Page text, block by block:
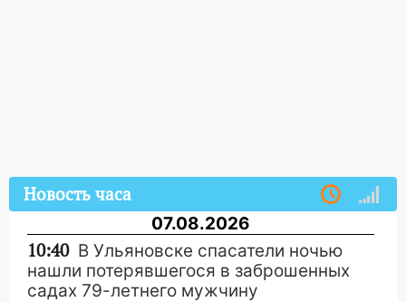
Новость часа
07.08.2026
10:40 В Ульяновске спасатели ночью
нашли потерявшегося в заброшенных
садах 79-летнего мужчину